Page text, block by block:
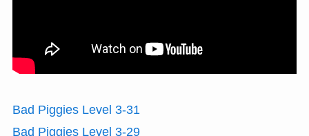
Bad Piggies Level 3-31
Bad Piggies Level 3-29